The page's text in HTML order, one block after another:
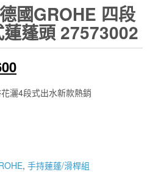
國GROHE 四段
蓬頭 27573002
。
目
前
NT$2,600。
灑4段式出水新款熱銷
, 手持蓮蓬/滑桿組